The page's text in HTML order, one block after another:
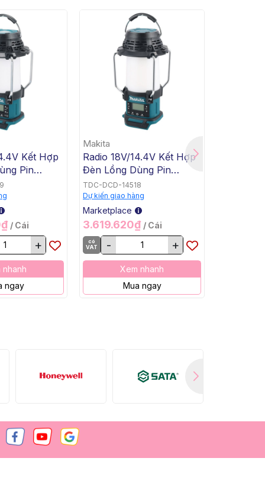
Kết Hợp
Pin
/ Cái
+
nhanh
ngay
Makita
Radio 18V/14.4V Kết Hợp
Đèn Lồng Dùng Pin
Makita DMR055
TDC-DCD-14518
Dự kiến giao hàng
Marketplace
3.619.620₫ / Cái
có
VAT
- +
Xem nhanh
Mua ngay